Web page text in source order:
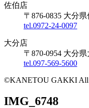
佐伯店
〒876-0835 大分
tel.0972-24-0097
大分店
〒870-0954 大分
tel.097-569-5600
©KANETOU GAKKI All
IMG_6748